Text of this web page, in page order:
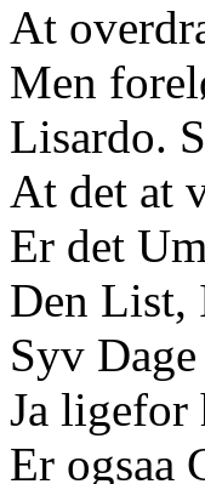
At
Men
Lisardo.
At det at
Er det
Den List,
Syv
Ja ligefor
Er ogsaa